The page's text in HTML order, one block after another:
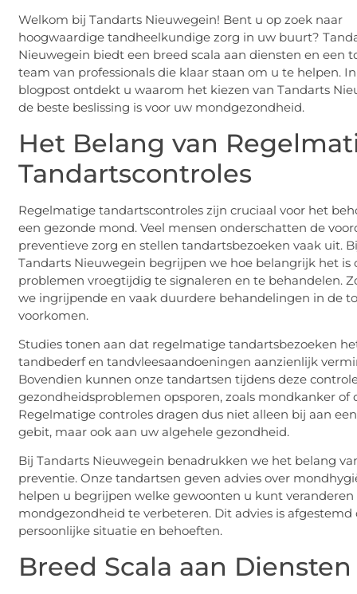
Welkom bij Tandarts Nieuwegein! Bent u op zoek naar
hoogwaardige tandheelkundige zorg in uw buurt?
Nieuwegein biedt een breed scala aan diensten en een
team van professionals die klaar staan om u te helpen.
blogpost ontdekt u waarom het kiezen van Tandarts
de beste beslissing is voor uw mondgezondheid.
Het Belang van
Tandartscontroles
Regelmatige tandartscontroles zijn cruciaal voor het
een gezonde mond. Veel mensen onderschatten de
preventieve zorg en stellen tandartsbezoeken vaak uit.
Tandarts Nieuwegein begrijpen we hoe belangrijk het is
problemen vroegtijdig te signaleren en te behandelen.
we ingrijpende en vaak duurdere behandelingen in de
voorkomen.
Studies tonen aan dat regelmatige tandartsbezoeken
tandbederf en tandvleesaandoeningen aanzienlijk
Bovendien kunnen onze tandartsen tijdens deze
gezondheidsproblemen opsporen, zoals mondkanker of
Regelmatige controles dragen dus niet alleen bij aan
gebit, maar ook aan uw algehele gezondheid.
Bij Tandarts Nieuwegein benadrukken we het belang
preventie. Onze tandartsen geven advies over
helpen u begrijpen welke gewoonten u kunt
mondgezondheid te verbeteren. Dit advies is afgestemd
persoonlijke situatie en behoeften.
Breed Scala aan Diensten